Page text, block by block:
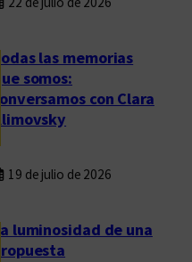
Todas las memorias
que somos:
conversamos con Clara
Klimovsky
19 de julio de 2026
La luminosidad de una
propuesta